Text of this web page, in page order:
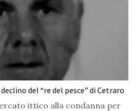
del “re del pesce” di Cetraro
ittico alla condanna per